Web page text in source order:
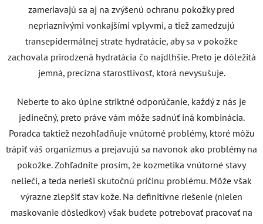
zameriavajú sa aj na zvýšenú ochranu pokožky pred
nepriaznivými vonkajšími vplyvmi, a tiež zamedzujú
transepidermálnej strate hydratácie, aby sa v pokožke
zachovala prirodzená hydratácia čo najdlhšie. Preto je dôležitá
jemná, precízna starostlivosť, ktorá nevysušuje.
Neberte to ako úplne striktné odporúčanie, každý z nás je
jedinečný, preto práve vám môže sadnúť iná kombinácia.
Poradca taktiež nezohľadňuje vnútorné problémy, ktoré môžu
trápiť váš organizmus a prejavujú sa navonok ako problémy na
pokožke. Zohľadnite prosím, že kozmetika vnútorné stavy
nelieči, a teda nerieši skutočnú príčinu problému. Môže však
výrazne zlepšiť stav kože. Na definitívne riešenie (nielen
maskovanie dôsledkov) však budete potrebovať pracovať na